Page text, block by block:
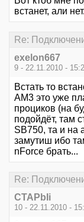
встанет, али
Re:
exelon667
9 - 22.11.2010 -
Встать то
АМ3 это уже
проциков (на
подойдёт, там
SB750, та и на
замутиш ибо
nForce брать...
Re:
CTAPbIi
10 - 22.11.2010 -